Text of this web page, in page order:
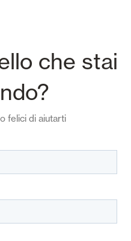
che stai
felici di aiutarti